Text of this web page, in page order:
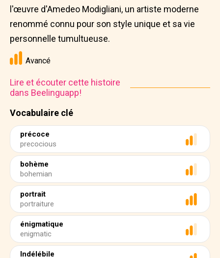
Vocabulaire clé
précoce
precocious
bohème
bohemian
portrait
portraiture
énigmatique
enigmatic
Indélébile
l'œuvre d'Amedeo Modigliani, un artiste moderne
renommé connu pour son style unique et sa vie
personnelle tumultueuse.
Avancé
Lire et écouter cette histoire
dans Beelinguapp!